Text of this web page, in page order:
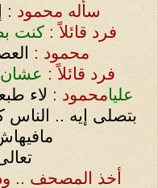
سأله محمود :
فرد قائلاً : كنت
محمود :
فرد قائلاً : عشان
عليامحمود : لاء
بتصلى إيه .. الناس
أخذ المصحف ..